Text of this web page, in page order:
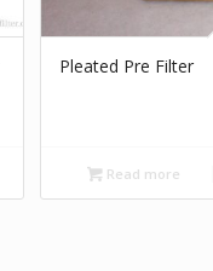
Pleated Pre Filter
Read more